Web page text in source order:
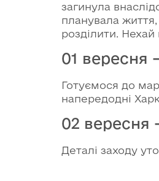
загинула
планувала
розділити.
01 вересня
Готуємося до
напередодні
02 вересня
Деталі заходу